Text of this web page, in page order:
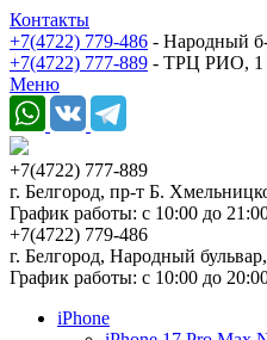
Контакты
+7(4722) 779-486 - Народный
+7(4722) 777-889 - ТРЦ РИО, 1
Меню
+7(4722) 777-889
г. Белгород, пр-т Б.
График работы: с 10:00 до
+7(4722) 779-486
г. Белгород, Народный
График работы: с 10:00 до
iPhone